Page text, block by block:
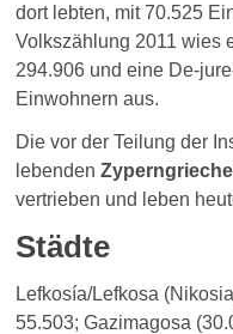
dort lebten, mit 70.525
Volkszählung 2011 wies
294.906 und eine De-
Einwohnern aus.
Die vor der Teilung der
lebenden
vertrieben und leben
Städte
Lefkosía/Lefkosa
55.503; Gazimagosa